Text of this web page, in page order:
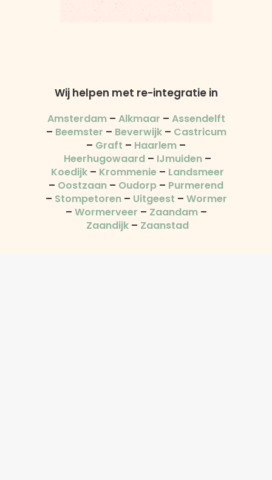
Wij helpen met re-integratie in
Amsterdam– Alkmaar – Assendelft
– Beemster – Beverwijk– Castricum
– Graft – Haarlem –
Heerhugowaard– IJmuiden–
Koedijk– Krommenie– Landsmeer
– Oostzaan – Oudorp – Purmerend
– Stompetoren– Uitgeest – Wormer
– Wormerveer – Zaandam–
Zaandijk– Zaanstad